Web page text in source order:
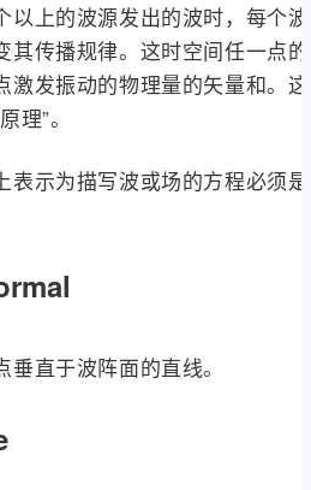
以上的波源发出的波时，每个波
其传播规律。这时空间任一点的
发振动的物理量的矢量和。这
理”。
表示为描写波或场的方程必须是
直于波阵面的直线。